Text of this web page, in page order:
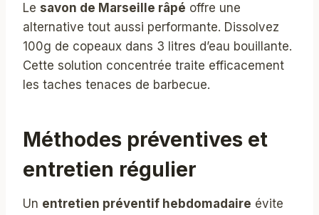
Le savon de Marseille râpé offre une
alternative tout aussi performante. Dissolvez
100g de copeaux dans 3 litres d’eau bouillante.
Cette solution concentrée traite efficacement
les taches tenaces de barbecue.
Méthodes préventives et
entretien régulier
Un entretien préventif hebdomadaire évite